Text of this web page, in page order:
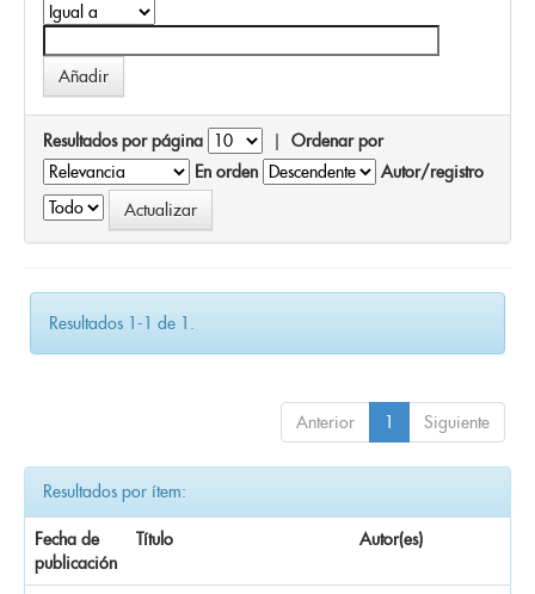
Resultados por página | Ordenar por
En orden
Autor/registro
Resultados 1-1 de 1.
Anterior 1 Siguiente
Resultados por ítem:
Fecha de
publicación
Título Autor(es)